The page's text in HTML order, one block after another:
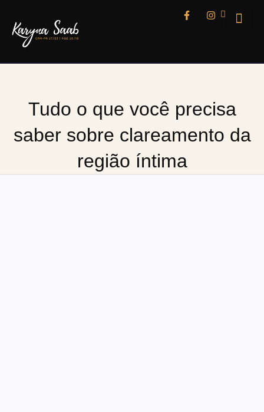
Tudo o que você precisa
saber sobre clareamento da
região íntima